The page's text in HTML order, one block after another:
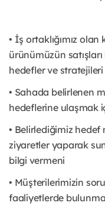
• İş ortaklığımız
ürünümüzün
hedefler ve
• Sahada belirlenen
hedeflerine ulaşmak
• Belirlediğimiz
ziyaretler yaparak
bilgi vermeni
• Müşterilerimizin
faaliyetlerde